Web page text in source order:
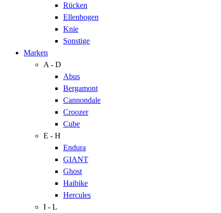
Rücken
Ellenbogen
Knie
Sonstige
Marken
A - D
Abus
Bergamont
Cannondale
Croozer
Cube
E - H
Endura
GIANT
Ghost
Haibike
Hercules
I - L